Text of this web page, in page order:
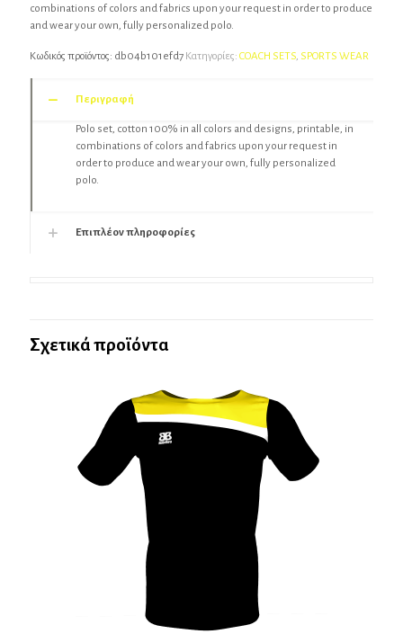
combinations of colors and fabrics upon your request in order to produce
and wear your own, fully personalized polo.
Κωδικός προϊόντος: db04b101efd7 Κατηγορίες: COACH SETS, SPORTS WEAR
Περιγραφή
Polo set, cotton 100% in all colors and designs, printable, in
combinations of colors and fabrics upon your request in
order to produce and wear your own, fully personalized
polo.
Επιπλέον πληροφορίες
Σχετικά προϊόντα